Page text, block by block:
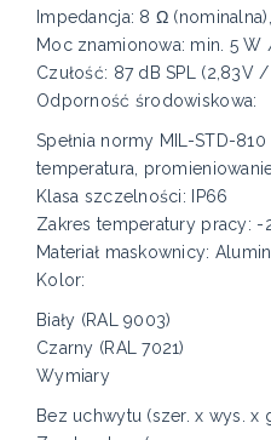
Impedancja: 8 Ω
Moc znamionowa: min. 5
Czułość: 87 dB SPL (2,83V /
Odporność środowiskowa:
Spełnia normy MIL-STD-
temperatura,
Klasa szczelności: IP66
Zakres temperatury pracy: -
Materiał maskownicy:
Kolor:
Biały (RAL 9003)
Czarny (RAL 7021)
Wymiary
Bez uchwytu (szer. x wys. x